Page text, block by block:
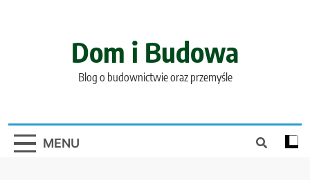
Dom i Budowa
Blog o budownictwie oraz przemyśle
MENU